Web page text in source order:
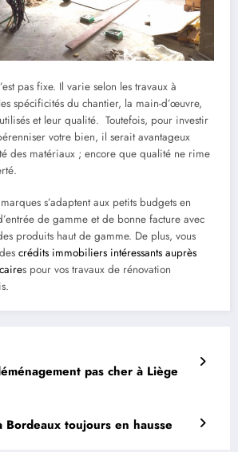
pas fixe. Il varie selon les travaux à
spécificités du chantier, la main-d’œuvre,
et leur qualité. Toutefois, pour investir
votre bien, il serait avantageux
des matériaux ; encore que qualité ne rime
s’adaptent aux petits budgets en
de gamme et de bonne facture avec
produits haut de gamme. De plus, vous
crédits immobiliers intéressants auprès
s pour vos travaux de rénovation
pas cher à Liège
Bordeaux toujours en hausse